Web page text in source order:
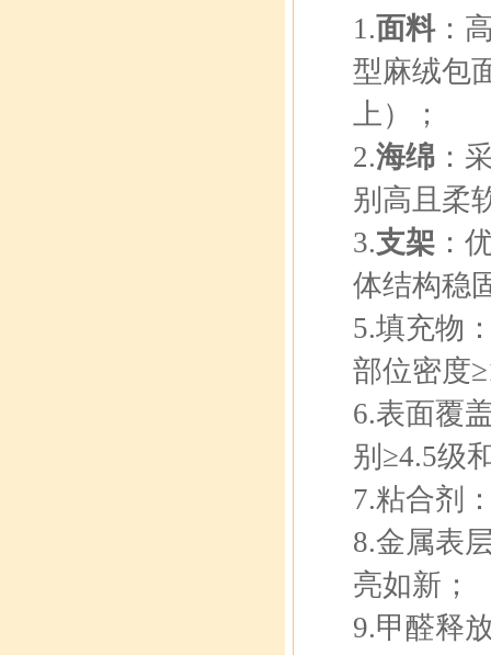
1.面料：
型麻绒包
上）；
2.海绵：
别高且柔
3.支架：
体结构稳
5.填充物
部位密度
6.表面覆
别≥4.5级
7.粘合剂
8.金属表
亮如新；
9.甲醛释